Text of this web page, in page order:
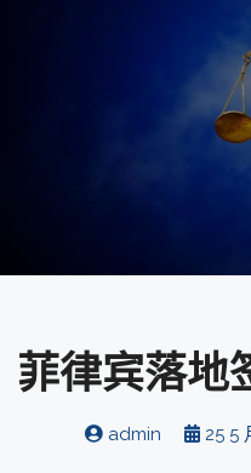
菲律宾落地
admin 25 5